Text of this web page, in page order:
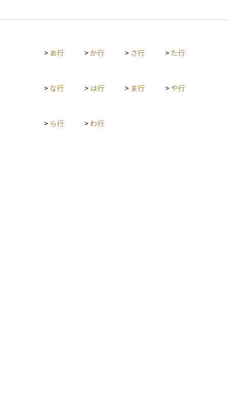
するために利用することが多く、自宅に住み続けながら現金を
動産を手放す可能性があることに注意が必要です。
> あ行 >か行 > さ行 > た行
> な行 > は行 > ま行 > や行
> ら行 > わ行